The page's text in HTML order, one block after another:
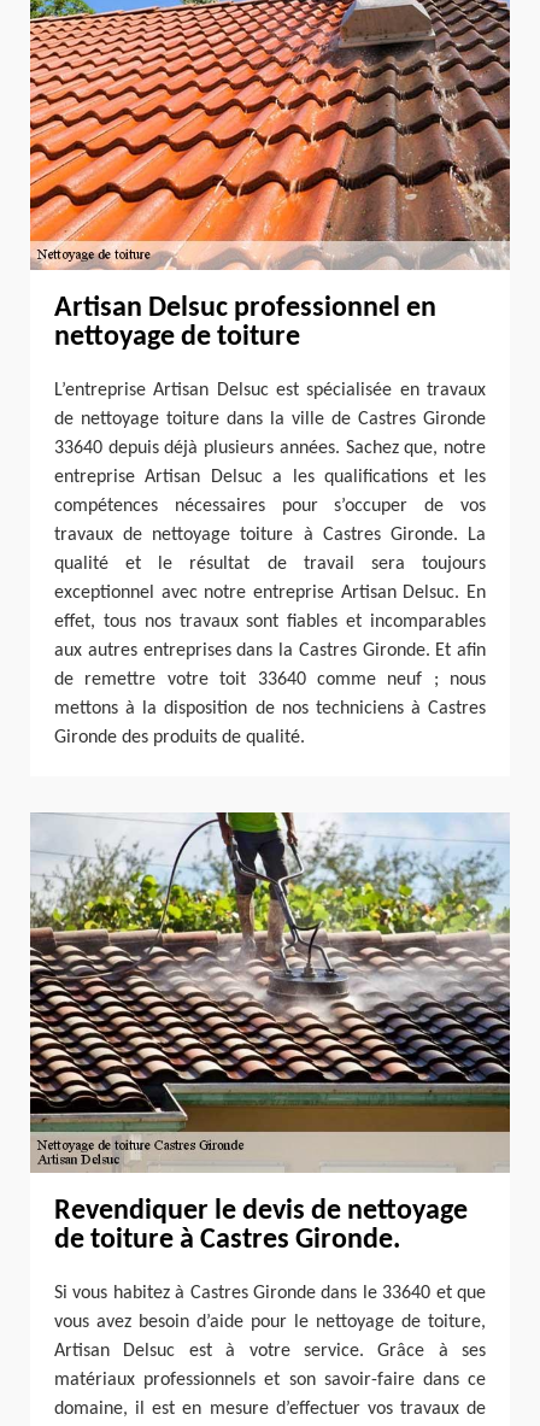
Artisan Delsuc professionnel en
nettoyage de toiture
L’entreprise Artisan Delsuc est spécialisée en travaux
de nettoyage toiture dans la ville de Castres Gironde
33640 depuis déjà plusieurs années. Sachez que, notre
entreprise Artisan Delsuc a les qualifications et les
compétences nécessaires pour s’occuper de vos
travaux de nettoyage toiture à Castres Gironde. La
qualité et le résultat de travail sera toujours
exceptionnel avec notre entreprise Artisan Delsuc. En
effet, tous nos travaux sont fiables et incomparables
aux autres entreprises dans la Castres Gironde. Et afin
de remettre votre toit 33640 comme neuf ; nous
mettons à la disposition de nos techniciens à Castres
Gironde des produits de qualité.
Revendiquer le devis de nettoyage
de toiture à Castres Gironde.
Si vous habitez à Castres Gironde dans le 33640 et que
vous avez besoin d’aide pour le nettoyage de toiture,
Artisan Delsuc est à votre service. Grâce à ses
matériaux professionnels et son savoir-faire dans ce
domaine, il est en mesure d’effectuer vos travaux de